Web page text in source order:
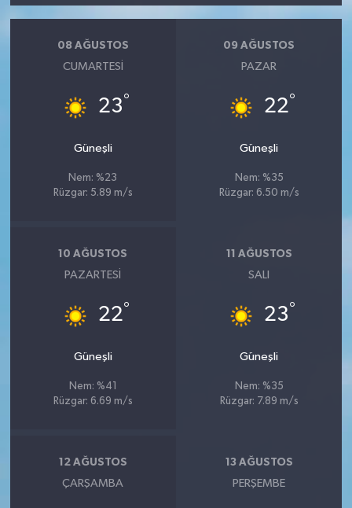
08 AĞUSTOS
CUMARTESI
23°
Güneşli
Nem: %23
Rüzgar: 5.89 m/s
09 AĞUSTOS
PAZAR
22°
Güneşli
Nem: %35
Rüzgar: 6.50 m/s
10 AĞUSTOS
PAZARTESI
22°
Güneşli
Nem: %41
Rüzgar: 6.69 m/s
11 AĞUSTOS
SALI
23°
Güneşli
Nem: %35
Rüzgar: 7.89 m/s
12 AĞUSTOS
ÇARŞAMBA
13 AĞUSTOS
PERŞEMBE